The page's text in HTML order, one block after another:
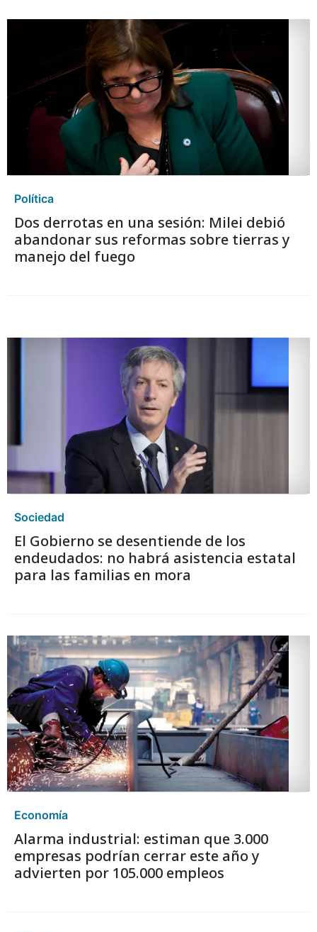
Política
Dos derrotas en una sesión: Milei debió
abandonar sus reformas sobre tierras y
manejo del fuego
Sociedad
El Gobierno se desentiende de los
endeudados: no habrá asistencia estatal
para las familias en mora
Economía
Alarma industrial: estiman que 3.000
empresas podrían cerrar este año y
advierten por 105.000 empleos